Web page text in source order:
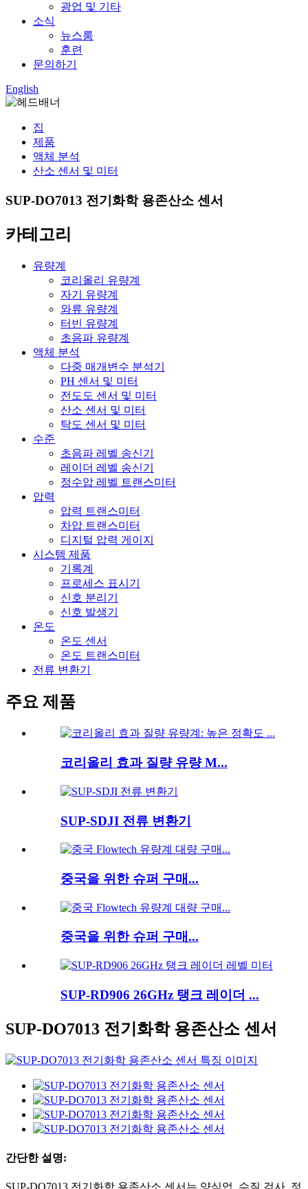
광업 및 기타
소식
뉴스룸
훈련
문의하기
English
집
제품
액체 분석
산소 센서 및 미터
SUP-DO7013 전기화학 용존산소 센서
카테고리
유량계
코리올리 유량계
자기 유량계
와류 유량계
터빈 유량계
초음파 유량계
액체 분석
다중 매개변수 분석기
PH 센서 및 미터
전도도 센서 및 미터
산소 센서 및 미터
탁도 센서 및 미터
수준
초음파 레벨 송신기
레이더 레벨 송신기
정수압 레벨 트랜스미터
압력
압력 트랜스미터
차압 트랜스미터
디지털 압력 게이지
시스템 제품
기록계
프로세스 표시기
신호 분리기
신호 발생기
온도
온도 센서
온도 트랜스미터
전류 변환기
주요 제품
코리올리 효과 질량 유량 M...
SUP-SDJI 전류 변환기
중국을 위한 슈퍼 구매...
중국을 위한 슈퍼 구매...
SUP-RD906 26GHz 탱크 레이더 ...
SUP-DO7013 전기화학 용존산소 센서
간단한 설명: